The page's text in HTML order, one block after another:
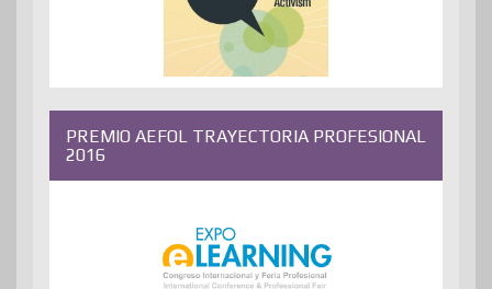
PREMIO AEFOL TRAYECTORIA PROFESIONAL
2016